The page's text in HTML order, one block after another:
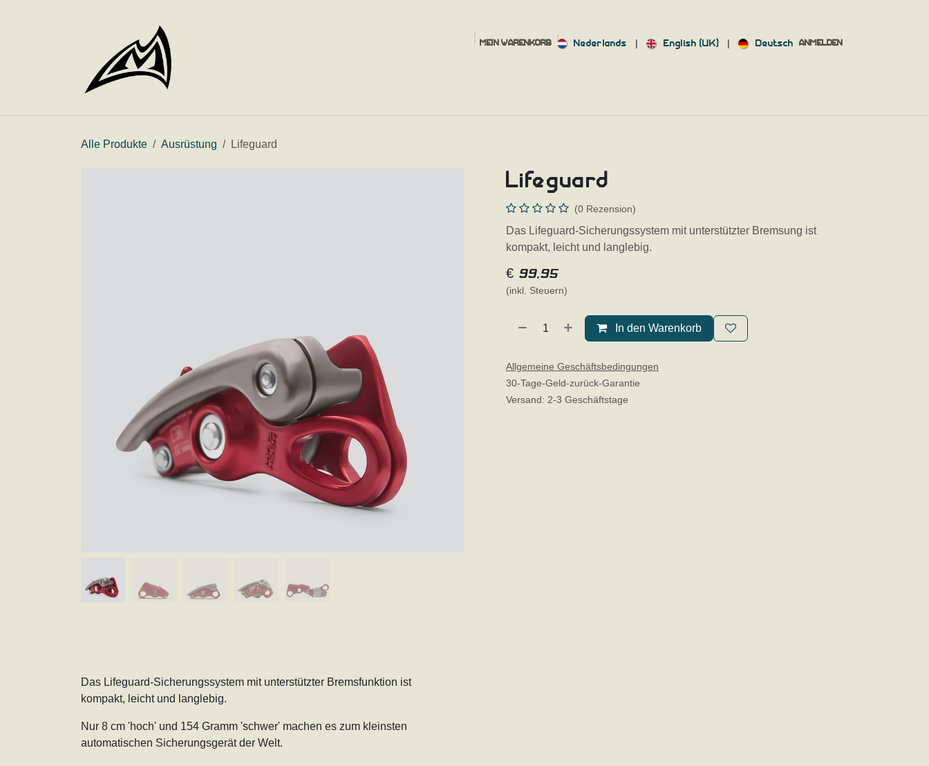
MEIN WARENKORB Nederlands | English (UK) | Deutsch ANMELDEN
Alle Produkte Ausrüstung Lifeguard
Lifeguard
(0 Rezension)
Das Lifeguard-Sicherungssystem mit unterstützter Bremsung ist
kompakt, leicht und langlebig.
€ 99,95
(inkl. Steuern)
In den Warenkorb
Allgemeine Geschäftsbedingungen
30-Tage-Geld-zurück-Garantie
Versand: 2-3 Geschäftstage
Das Lifeguard-Sicherungssystem mit unterstützter Bremsfunktion ist
kompakt, leicht und langlebig.
Nur 8 cm 'hoch' und 154 Gramm 'schwer' machen es zum kleinsten
automatischen Sicherungsgerät der Welt.